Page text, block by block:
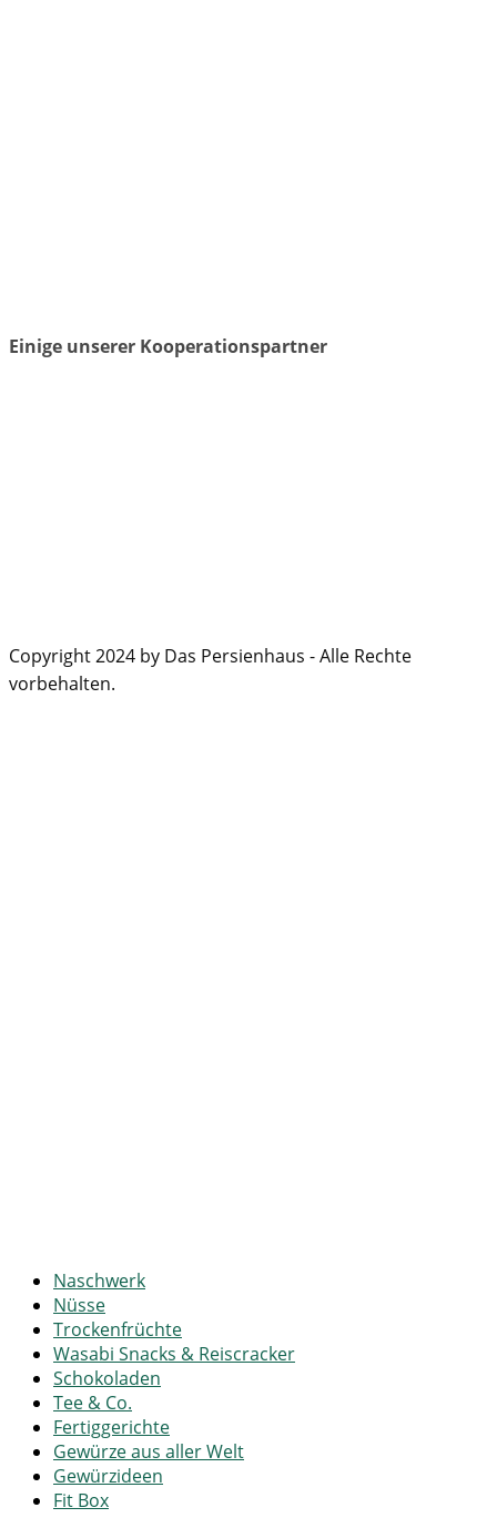
Einige unserer Kooperationspartner
Copyright 2024 by Das Persienhaus - Alle Rechte
vorbehalten.
Naschwerk
Nüsse
Trockenfrüchte
Wasabi Snacks & Reiscracker
Schokoladen
Tee & Co.
Fertiggerichte
Gewürze aus aller Welt
Gewürzideen
Fit Box